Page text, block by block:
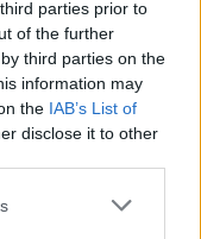
parties prior to
of the further
third parties on the
information may
the IAB’s List of
disclose it to other
havi